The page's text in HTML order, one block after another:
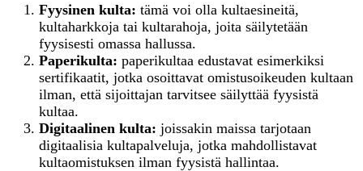
Fyysinen kulta: tämä voi olla kultaesineitä,
kultaharkkoja tai kultarahoja, joita säilytetään
fyysisesti omassa hallussa.
Paperikulta: paperikultaa edustavat esimerkiksi
sertifikaatit, jotka osoittavat omistusoikeuden kultaan
ilman, että sijoittajan tarvitsee säilyttää fyysistä
kultaa.
Digitaalinen kulta: joissakin maissa tarjotaan
digitaalisia kultapalveluja, jotka mahdollistavat
kultaomistuksen ilman fyysistä hallintaa.